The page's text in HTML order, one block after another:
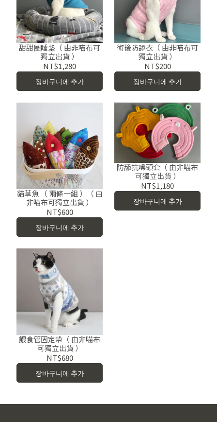
甜甜圈睡墊（ 由非喵布可
獨立出貨 ）
NT$1,280
장바구니에 추가
術後防舔衣（ 由非喵布可
獨立出貨 ）
NT$200
장바구니에 추가
貓草魚 （ 兩條一組 ）（ 由
非喵布可獨立出貨 ）
NT$600
장바구니에 추가
防舔抗噪頭套（ 由非喵布
可獨立出貨 ）
NT$1,180
장바구니에 추가
餵食管固定帶（ 由非喵布
可獨立出貨 ）
NT$680
장바구니에 추가